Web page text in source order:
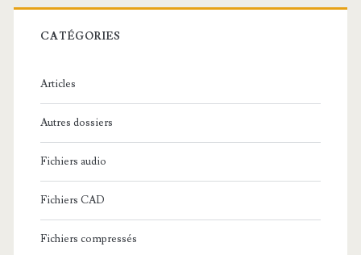
r
c
:
CATÉGORIES
Articles
Autres dossiers
Fichiers audio
Fichiers CAD
Fichiers compressés